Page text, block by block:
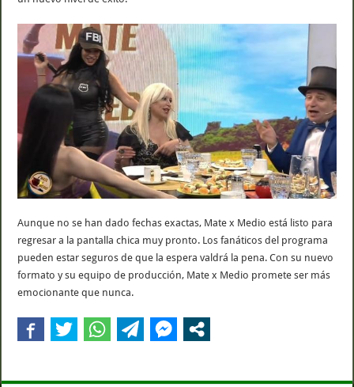
Aunque no se han dado fechas exactas, Mate x Medio está listo para
regresar a la pantalla chica muy pronto. Los fanáticos del programa
pueden estar seguros de que la espera valdrá la pena. Con su nuevo
formato y su equipo de producción, Mate x Medio promete ser más
emocionante que nunca.